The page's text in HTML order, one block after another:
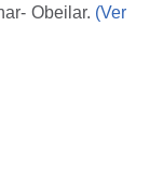
Obeilar. (Ver